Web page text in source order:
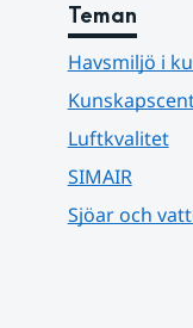
Teman
Havsmiljö i
Luftkvalitet
SIMAIR
Sjöar och